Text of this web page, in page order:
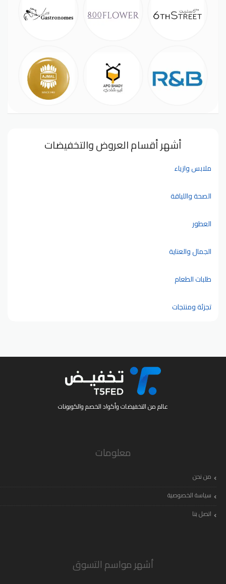
أشهر أقسام العروض والتخفيضات
ملابس وازياء
الصحة واللياقة
العطور
الجمال والعناية
طلبات الطعام
تجزئة ومنتجات
عالم من التخفيضات وأكواد الخصم والكوبونات
معلومات
من نحن
سياسة الخصوصية
اتصل بنا
أشهر مواسم التسوق